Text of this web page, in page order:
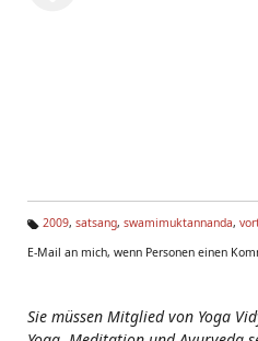
g
2009, satsang, swamimuktannanda,
E-Mail an mich, wenn Personen einen
Sie müssen Mitglied von Yoga